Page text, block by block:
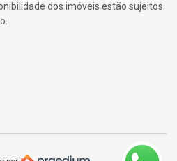
dos imóveis estão sujeitos